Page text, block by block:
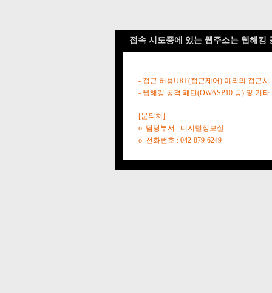
접속 시도중에 있는 웹주소는 웹해킹
- 접근 허용URL(접근제어) 이외의 접근시
- 웹해킹 공격 패턴(OWASP10 등) 및 기
[문의처]
o. 담당부서 : 디지털정보실
o. 전화번호 : 042-879-6249